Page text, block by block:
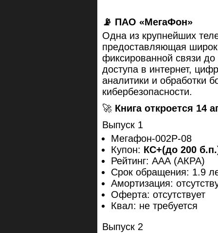
📡 ПАО «МегаФон»
Одна из крупнейших
предоставляющая
фиксированной связи
доступа в интернет,
аналитики и обработки
кибербезопасности.
🚀 Книга откроется 14
Выпуск 1
Мегафон-002P-08
Купон: КС+(до 200
Рейтинг: ААА (АКРА)
Срок обращения: 1.9
Амортизация:
Оферта: отсутствует
Квал: не требуется
Выпуск 2